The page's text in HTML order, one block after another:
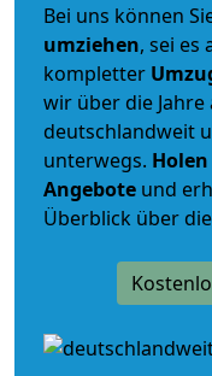
Bei uns können
umziehen, sei es
kompletter
wir über die
deutschlandweit
unterwegs.
Angebote und
Überblick über